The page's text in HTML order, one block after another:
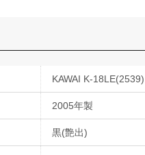
KAWAI K-18LE(2539)
2005年製
黒(艶出)